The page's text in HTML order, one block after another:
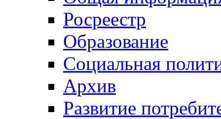
Росреестр
Образование
Социальная
Архив
Развитие